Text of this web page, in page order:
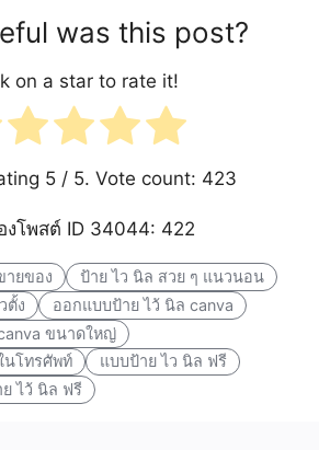
was this post?
on a star to rate it!
5/ 5. Vote count: 423
โพสต์ ID 34044: 422
ายของ
ป้าย ไว นิล สวย ๆ แนวนอน
ตั้ง
ออกแบบป้าย ไว้ นิล canva
ขนาดใหญ่
นโทรศัพท์
แบบป้าย ไว นิล ฟรี
ไว้ นิล ฟรี